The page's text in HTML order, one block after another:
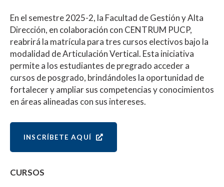
En el semestre 2025-2, la Facultad de Gestión y Alta
Dirección, en colaboración con CENTRUM PUCP,
reabrirá la matrícula para tres cursos electivos bajo la
modalidad de Articulación Vertical. Esta iniciativa
permite a los estudiantes de pregrado acceder a
cursos de posgrado, brindándoles la oportunidad de
fortalecer y ampliar sus competencias y conocimientos
en áreas alineadas con sus intereses.
INSCRÍBETE AQUÍ
CURSOS